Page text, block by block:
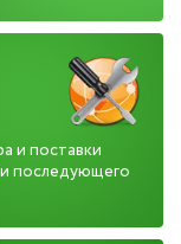
и поставки
последующего